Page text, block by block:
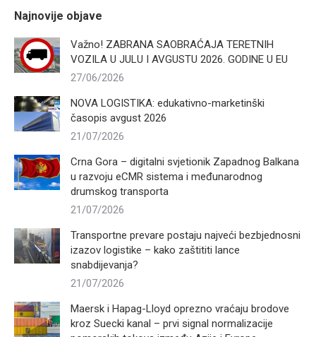
Najnovije objave
Važno! ZABRANA SAOBRAĆAJA TERETNIH
VOZILA U JULU I AVGUSTU 2026. GODINE U EU
27/06/2026
NOVA LOGISTIKA: edukativno-marketinški
časopis avgust 2026
21/07/2026
Crna Gora – digitalni svjetionik Zapadnog Balkana
u razvoju eCMR sistema i međunarodnog
drumskog transporta
21/07/2026
Transportne prevare postaju najveći bezbjednosni
izazov logistike – kako zaštititi lance
snabdijevanja?
21/07/2026
Maersk i Hapag-Lloyd oprezno vraćaju brodove
kroz Suecki kanal – prvi signal normalizacije